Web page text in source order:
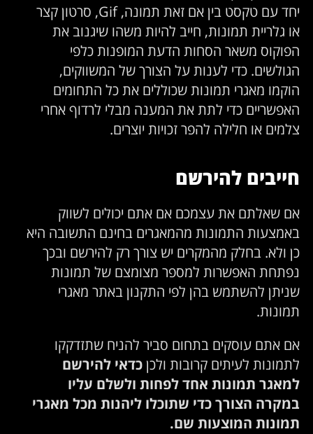
יחד עם טקסט בין אם זאת תמונה, Gif, סרטון קצר
או גלריית תמונות, חייב להיות משהו שיגנוב את
הפוקוס משאר הסחות הדעת המופנות כלפי
הגולשים. כדי לענות על הצורך של המשווקים,
הוקמו מאגרי תמונות שכוללים את כל התחומים
האפשריים כדי לתת את המענה מבלי לרדוף אחרי
צלמים או חלילה להפר זכויות יוצרים.
חייבים להירשם
אם שאלתם את עצמכם אם אתם יכולים לשווק
באמצעות התמונות מהמאגרים בחינם התשובה היא
כן ולא. בחלק מהמקרים יש צורך רק להירשם ובכך
נפתחת האפשרות למספר מצומצם של תמונות
שניתן להשתמש בהן לפי התקנון באתר מאגרי
תמונות.
אם אתם עוסקים בתחום סביר להניח שתזדקקו
לתמונות לעיתים קרובות ולכןכדאי להירשם
למאגר תמונות אחד לפחות ולשלם עליו
במקרה הצורך כדי שתוכלו ליהנות מכל מאגרי
תמונות המוצעות שם.